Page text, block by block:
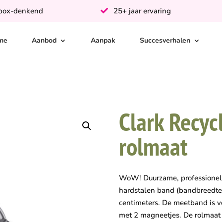
denkend 25+ jaar ervaring
Aanbod Aanpak Succesverhalen
Clark
rolmaat
WoW! Duurzame,
hardstalen band
centimeters. De meetband is
met 2 magneetjes. De